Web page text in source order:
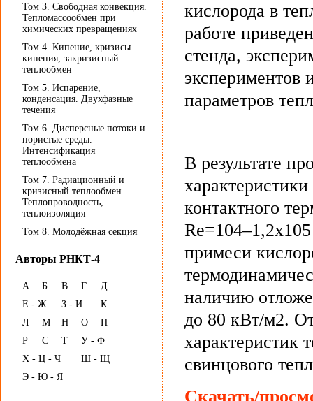
Том 3. Свободная конвекция.
Тепломассообмен при
химических превращениях
Том 4. Кипение, кризисы
кипения, закризисный
теплообмен
Том 5. Испарение,
конденсация. Двухфазные
течения
Том 6. Дисперсные потоки и
пористые среды.
Интенсификация
теплообмена
Том 7. Радиационный и
кризисный теплообмен.
Теплопроводность,
теплоизоляция
Том 8. Молодёжная секция
Авторы РНКТ-4
А Б В Г
Д
Е - Ж
З - И
К
Л
М Н О
П
Р
С Т
У - Ф
Х - Ц - Ч
Ш - Щ
Э - Ю - Я
кислорода в
работе
стенда,
экспериментов
параметров
В результате
контактного
примеси
наличию
до 80 кВт/м2.
характеристик
свинцового
Скачать/